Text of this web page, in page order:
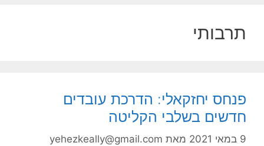
תרבותי
פנחס יחזקאלי: הדרכת עובדים
חדשים בשלבי הקליטה
9 במאי 2021 מאת yehezkeally@gmail.com